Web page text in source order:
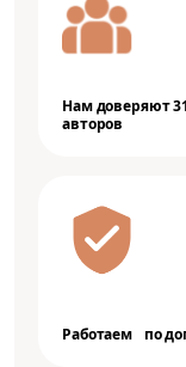
Нам доверяют
авторов
Работаем по